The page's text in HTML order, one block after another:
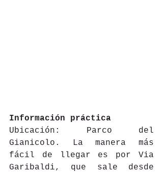
Información práctica
Ubicación: Parco del
Gianicolo. La manera más
fácil de llegar es por Via
Garibaldi, que sale desde